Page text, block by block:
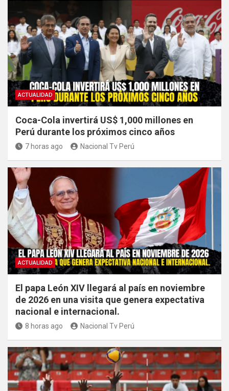
ACTUALIDAD
Coca-Cola invertirá US$ 1,000 millones en
Perú durante los próximos cinco años
7 horas ago Nacional Tv Perú
ACTUALIDAD
El papa León XIV llegará al país en noviembre
de 2026 en una visita que genera expectativa
nacional e internacional.
8 horas ago Nacional Tv Perú